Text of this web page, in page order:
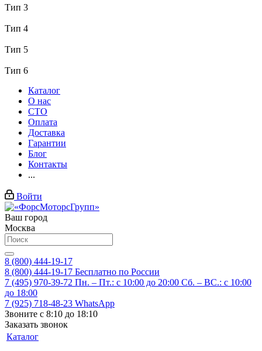
Тип 3
Тип 4
Тип 5
Тип 6
Каталог
О нас
СТО
Оплата
Доставка
Гарантии
Блог
Контакты
...
Войти
Ваш город
Москва
8 (800) 444-19-17
8 (800) 444-19-17 Бесплатно по России
7 (495) 970-39-72 Пн. – Пт.: с 10:00 до 20:00 Сб. – ВС.: c 10:00
до 18:00
7 (925) 718-48-23 WhatsApp
Звоните с 8:10 до 18:10
Заказать звонок
Каталог